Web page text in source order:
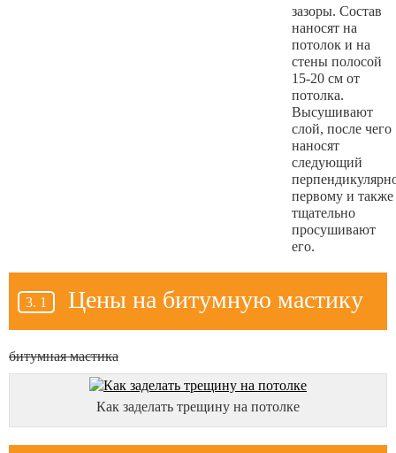
зазоры. Состав
наносят на
потолок и на
стены полосой
15-20 см от
потолка.
Высушивают
слой, после чего
наносят
следующий
первому и также
тщательно
просушивают
его.
Цены на битумную мастику
битумная мастика
Как заделать трещину на потолке